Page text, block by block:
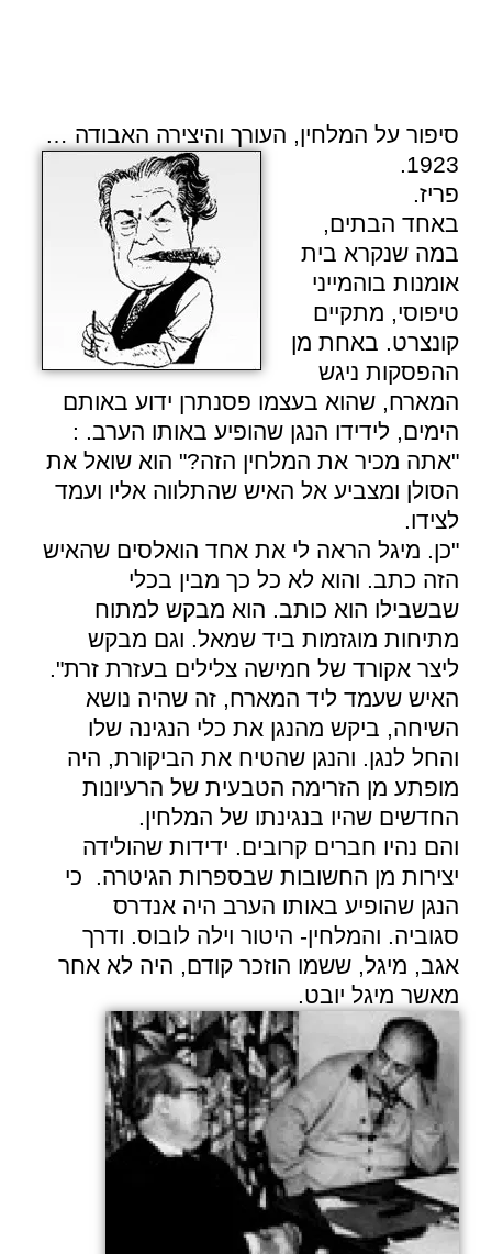
סיפור על המלחין, העורך והיצירה האבודה …
1923.
פריז.
באחד הבתים,
במה שנקרא בית
אומנות בוהמייני
טיפוסי, מתקיים
קונצרט. באחת מן
ההפסקות ניגש
המארח, שהוא בעצמו פסנתרן ידוע באותם
הימים, לידידו הנגן שהופיע באותו הערב. :
"אתה מכיר את המלחין הזה?" הוא שואל את
הסולן ומצביע אל האיש שהתלווה אליו ועמד
לצידו.
"כן. מיגל הראה לי את אחד הואלסים שהאיש
הזה כתב. והוא לא כל כך מבין בכלי
שבשבילו הוא כותב. הוא מבקש למתוח
מתיחות מוגזמות ביד שמאל. וגם מבקש
ליצר אקורד של חמישה צלילים בעזרת זרת".
האיש שעמד ליד המארח, זה שהיה נושא
השיחה, ביקש מהנגן את כלי הנגינה שלו
והחל לנגן. והנגן שהטיח את הביקורת, היה
מופתע מן הזרימה הטבעית של הרעיונות
החדשים שהיו בנגינתו של המלחין.
והם נהיו חברים קרובים. ידידות שהולידה
יצירות מן החשובות שבספרות הגיטרה.
כי
הנגן שהופיע באותו הערב היה אנדרס
סגוביה. והמלחין- היטור וילה לובוס. ודרך
אגב, מיגל, ששמו הוזכר קודם, היה לא אחר
מאשר מיגל יובט.